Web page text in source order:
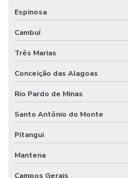
Espinosa
Cambuí
Três Marias
Conceição das Alagoas
Rio Pardo de Minas
Santo Antônio do Monte
Pitangui
Mantena
Campos Gerais